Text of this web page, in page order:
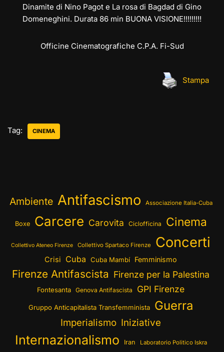
Dinamite di Nino Pagot e La rosa di Bagdad di Gino
Domeneghini. Durata 86 min BUONA VISIONE!!!!!!!!!
Officine Cinematografiche C.P.A. Fi-Sud
Stampa
Tag: CINEMA
Ambiente Antifascismo Associazione Italia-Cuba
Boxe Carcere Carovita Ciclofficina Cinema
Collettivo Ateneo Firenze Collettivo Spartaco Firenze Concerti
Crisi Cuba Cuba Mambí Femminismo
Firenze Antifascista Firenze per la Palestina
Fontesanta Genova Antifascista GPI Firenze
Gruppo Anticapitalista Transfemminista Guerra
Imperialismo Iniziative
Internazionalismo Iran Laboratorio Politico Iskra